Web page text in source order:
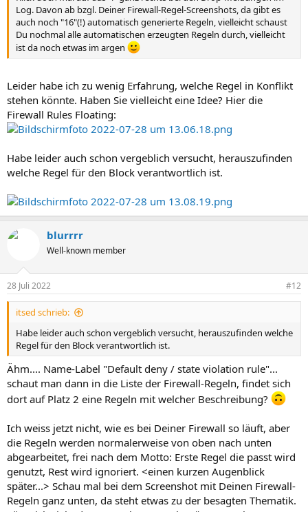
ekligen Effekten führt).
Log. Davon ab bzgl. Deiner Firewall-Regel-Screenshots, da gibt es
auch noch "16"(!) automatisch generierte Regeln, vielleicht schaust
Du nochmal alle automatischen erzeugten Regeln durch, vielleicht
ist da noch etwas im argen
Leider habe ich zu wenig Erfahrung, welche Regel in Konflikt
stehen könnte. Haben Sie vielleicht eine Idee? Hier die
Firewall Rules Floating:
Habe leider auch schon vergeblich versucht, herauszufinden
welche Regel für den Block verantwortlich ist.
blurrrr
Well-known member
28 Juli 2022 #12
itsed schrieb:
Habe leider auch schon vergeblich versucht, herauszufinden welche
Regel für den Block verantwortlich ist.
Ähm.... Name-Label "Default deny / state violation rule"...
schaut man dann in die Liste der Firewall-Regeln, findet sich
dort auf Platz 2 eine Regeln mit welcher Beschreibung?
Ich weiss jetzt nicht, wie es bei Deiner Firewall so läuft, aber
die Regeln werden normalerweise von oben nach unten
abgearbeitet, frei nach dem Motto: Erste Regel die passt wird
genutzt, Rest wird ignoriert. <einen kurzen Augenblick
später...> Schau mal bei dem Screenshot mit Deinen Firewall-
Regeln ganz unten, da steht etwas zu der besagten Thematik.